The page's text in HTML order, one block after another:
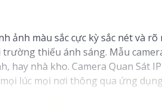
ảnh màu sắc cực kỳ sắc nét và
thiếu ánh sáng. Mẫu
nhà kho. Camera Quan Sát
lúc mọi nơi thông qua ứng